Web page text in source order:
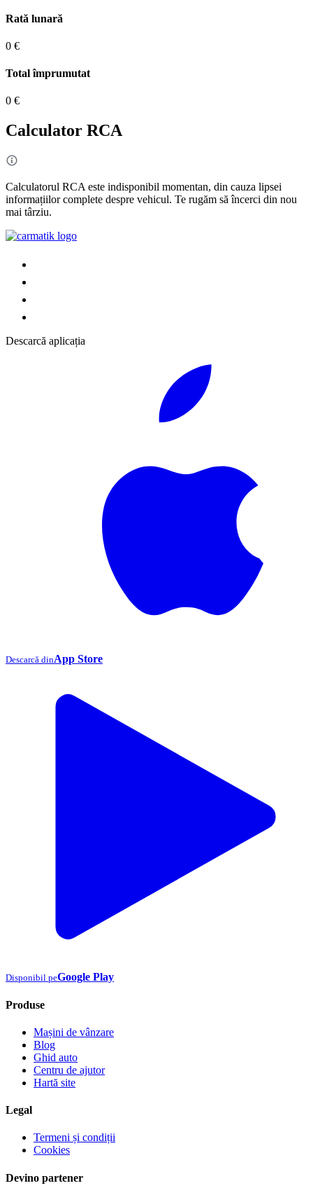
Rată lunară
0 €
Total împrumutat
0 €
Calculator RCA
Calculatorul RCA este indisponibil momentan, din cauza lipsei
informațiilor complete despre vehicul. Te rugăm să încerci din nou
mai târziu.
Descarcă aplicația
Descarcă dinApp Store
Disponibil peGoogle Play
Produse
Mașini de vânzare
Blog
Ghid auto
Centru de ajutor
Hartă site
Legal
Termeni și condiții
Cookies
Devino partener